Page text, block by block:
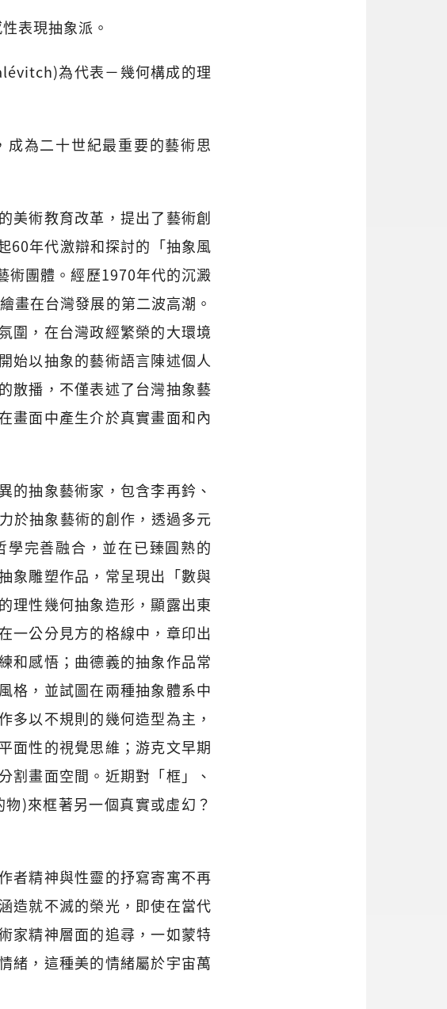
表現抽象派。
為代表－幾何構成的理
為二十世紀最重要的藝術思
美術教育改革，提出了藝術創
60年代激辯和探討的「抽象風
術團體。經歷1970年代的沉澱
畫在台灣發展的第二波高潮。
圍，在台灣政經繁榮的大環境
始以抽象的藝術語言陳述個人
散播，不僅表述了台灣抽象藝
畫面中產生介於真實畫面和內
抽象藝術家，包含李再鈐、
於抽象藝術的創作，透過多元
完善融合，並在已臻圓熟的
象雕塑作品，常呈現出「數與
理性幾何抽象造形，顯露出東
一公分見方的格線中，章印出
和感悟；曲德義的抽象作品常
格，並試圖在兩種抽象體系中
多以不規則的幾何造型為主，
面性的視覺思維；游克文早期
割畫面空間。近期對「框」、
)來框著另一個真實或虛幻？
者精神與性靈的抒寫寄寓不再
造就不滅的榮光，即使在當代
家精神層面的追尋，一如蒙特
緒，這種美的情緒屬於宇宙萬